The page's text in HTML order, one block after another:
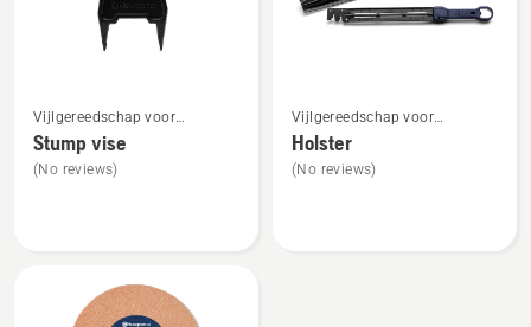
meer
details
over
Vijlgereedschap voor
kettingzagen
Stump vise
(No reviews)
meer
details
over
Vijlgereedschap voor
kettingzagen
Holster
(No reviews)